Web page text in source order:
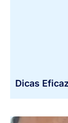
Dicas